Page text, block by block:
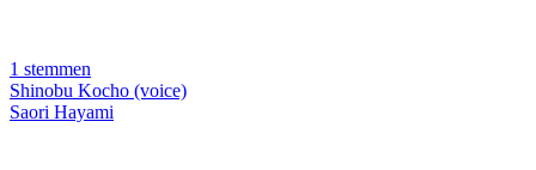
1 stemmen
Shinobu Kocho (voice)
Saori Hayami